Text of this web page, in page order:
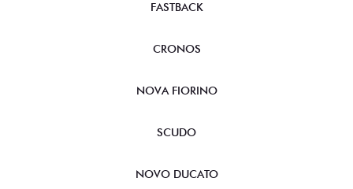
FASTBACK
CRONOS
NOVA FIORINO
SCUDO
NOVO DUCATO